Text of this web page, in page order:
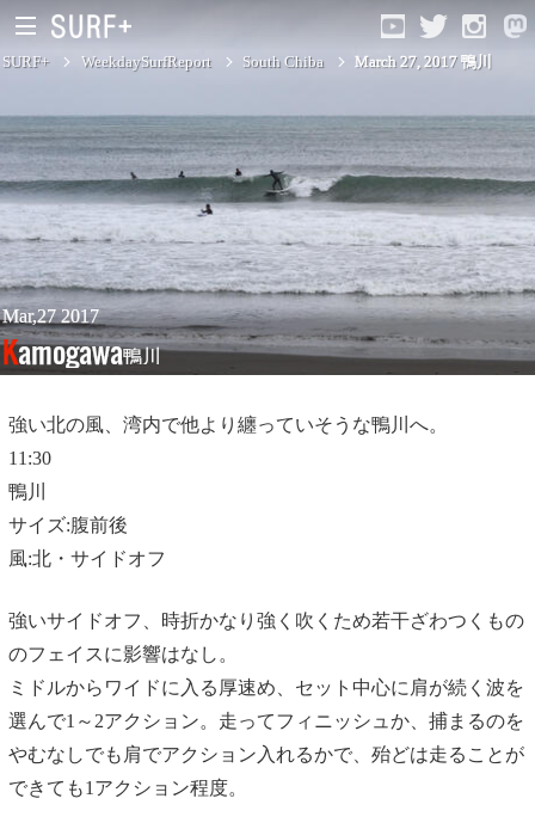
South Ibaraki
North Chiba
South Chiba
Unusually
Video Logs
SURF+ WeekdaySurfReport South Chiba March 27, 2017 鴨川
Mar,27 2017
Kamogawa鴨川
強い北の風、湾内で他より纏っていそうな鴨川へ。
11:30
鴨川
サイズ:腹前後
風:北・サイドオフ
強いサイドオフ、時折かなり強く吹くため若干ざわつくもの
のフェイスに影響はなし。
ミドルからワイドに入る厚速め、セット中心に肩が続く波を
選んで1～2アクション。走ってフィニッシュか、捕まるのを
やむなしでも肩でアクション入れるかで、殆どは走ることが
できても1アクション程度。